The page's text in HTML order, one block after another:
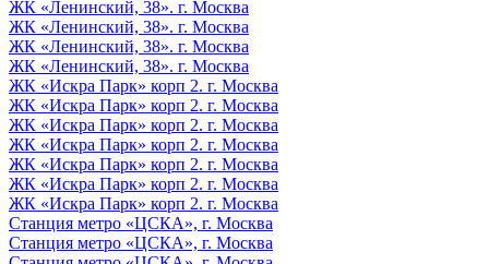
ЖК «Ленинский, 38». г. Москва
ЖК «Ленинский, 38». г. Москва
ЖК «Ленинский, 38». г. Москва
ЖК «Ленинский, 38». г. Москва
ЖК «Искра Парк» корп 2. г. Москва
ЖК «Искра Парк» корп 2. г. Москва
ЖК «Искра Парк» корп 2. г. Москва
ЖК «Искра Парк» корп 2. г. Москва
ЖК «Искра Парк» корп 2. г. Москва
ЖК «Искра Парк» корп 2. г. Москва
ЖК «Искра Парк» корп 2. г. Москва
Станция метро «ЦСКА», г. Москва
Станция метро «ЦСКА», г. Москва